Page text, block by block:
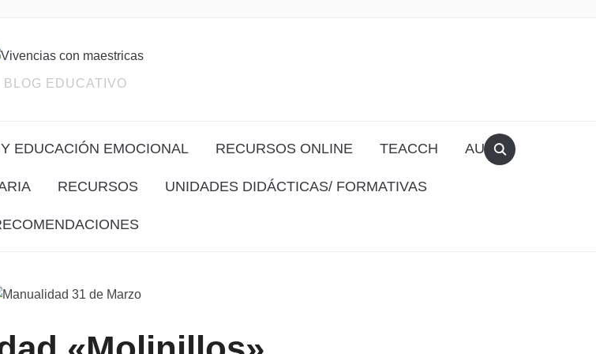
BLOG EDUCATIVO
EDUCACIÓN EMOCIONAL RECURSOS ONLINE TEACCH AULA
RECURSOS UNIDADES DIDÁCTICAS/ FORMATIVAS